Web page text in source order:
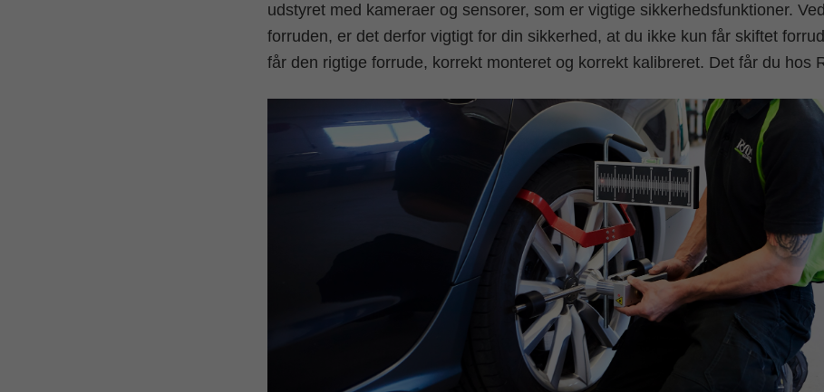
udstyret med kameraer og sensorer, som er vigtige sikkerhedsfunktioner.
forruden, er det derfor vigtigt for din sikkerhed, at du ikke kun får skiftet
får den rigtige forrude, korrekt monteret og korrekt kalibreret. Det får du hos